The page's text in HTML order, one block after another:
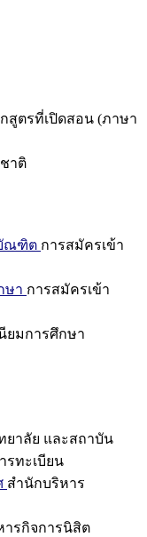
สูตรที่เปิดสอน (ภาษา
าติ
ณฑิต การสมัครเข้า
ษา การสมัครเข้า
ยมการศึกษา
ยาลัย และสถาบัน
รทะเบียน
สำนักบริหาร
ารกิจการนิสิต